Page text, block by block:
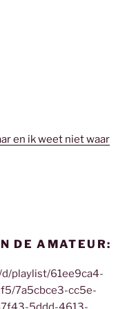
en ik weet niet waar
DE AMATEUR:
playlist/61ee9ca4-
7a5cbce3-cc5e-